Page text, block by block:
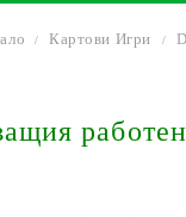
Картови Игри